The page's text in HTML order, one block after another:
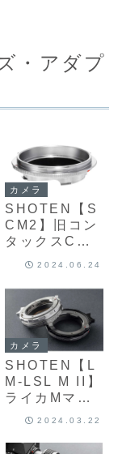
・アダプ
カメラ
SHOTEN【S
CM2】旧コン
タックスC・
ンズをライカ
Mマウントに
変換するマウ
ントアダプタ
ー
2024.06.24
カメラ
SHOTEN【L
M-LSL M II】
ライカMマウ
ントレンズを
カメラで使用
2024.03.22